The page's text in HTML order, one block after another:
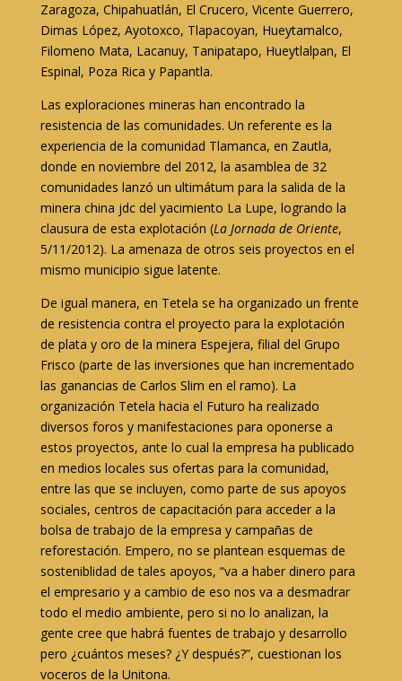
Zaragoza, Chipahuatlán, El Crucero, Vicente Guerrero,
Dimas López, Ayotoxco, Tlapacoyan, Hueytamalco,
Filomeno Mata, Lacanuy, Tanipatapo, Hueytlalpan, El
Espinal, Poza Rica y Papantla.
Las exploraciones mineras han encontrado la
resistencia de las comunidades. Un referente es la
experiencia de la comunidad Tlamanca, en Zautla,
donde en noviembre del 2012, la asamblea de 32
comunidades lanzó un ultimátum para la salida de la
minera china jdc del yacimiento La Lupe, logrando la
clausura de esta explotación (La Jornada de Oriente,
5/11/2012). La amenaza de otros seis proyectos en el
mismo municipio sigue latente.
De igual manera, en Tetela se ha organizado un frente
de resistencia contra el proyecto para la explotación
de plata y oro de la minera Espejera, filial del Grupo
Frisco (parte de las inversiones que han incrementado
las ganancias de Carlos Slim en el ramo). La
organización Tetela hacia el Futuro ha realizado
diversos foros y manifestaciones para oponerse a
estos proyectos, ante lo cual la empresa ha publicado
en medios locales sus ofertas para la comunidad,
entre las que se incluyen, como parte de sus apoyos
sociales, centros de capacitación para acceder a la
bolsa de trabajo de la empresa y campañas de
reforestación. Empero, no se plantean esquemas de
sosteniblidad de tales apoyos, “va a haber dinero para
el empresario y a cambio de eso nos va a desmadrar
todo el medio ambiente, pero si no lo analizan, la
gente cree que habrá fuentes de trabajo y desarrollo
pero ¿cuántos meses? ¿Y después?”, cuestionan los
voceros de la Unitona.